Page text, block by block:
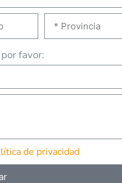
favor:
de privacidad